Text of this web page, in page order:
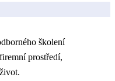
školení
prostředí,